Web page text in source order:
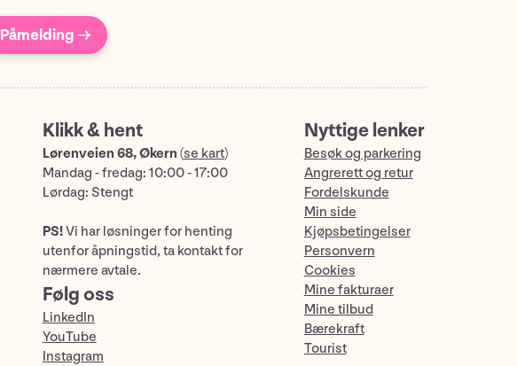
Påmelding →
Klikk & hent
Lørenveien 68, Økern (se kart)
Mandag - fredag: 10:00 - 17:00
Lørdag: Stengt
PS!Vi har løsninger for henting
utenfor åpningstid, ta kontakt for
nærmere avtale.
Følg oss
LinkedIn
YouTube
Instagram
Nyttige lenker
Besøk og parkering
Angrerett og retur
Fordelskunde
Min side
Kjøpsbetingelser
Personvern
Cookies
Mine fakturaer
Mine tilbud
Bærekraft
Tourist